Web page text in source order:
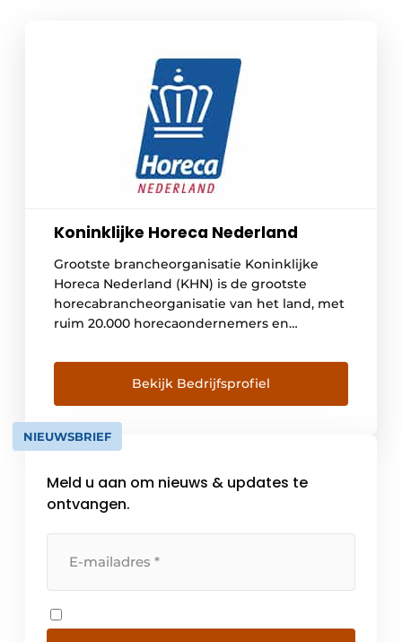
Koninklijke Horeca Nederland
Grootste brancheorganisatie Koninklijke
Horeca Nederland (KHN) is de grootste
horecabrancheorganisatie van het land, met
ruim 20.000 horecaondernemers en
die wij vertegenwoordigen. We zetten ons
in voor de branche, geven advies en houden
al het nieuws rondom horeca in de gaten.
Ook komen we zelf regelmatig met
campagnes die moeten zorgen voor […]
Bekijk Bedrijfsprofiel
NIEUWSBRIEF
Meld u aan om nieuws & updates te
ontvangen.